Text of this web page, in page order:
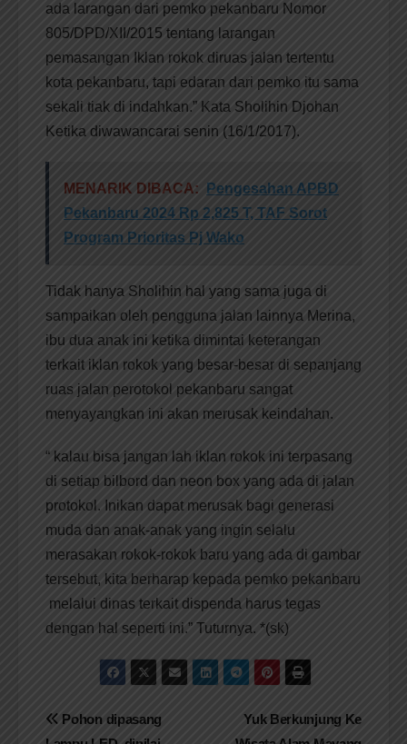
ada larangan dari pemko pekanbaru Nomor
805/DPD/XII/2015 tentang larangan
pemasangan Iklan rokok diruas jalan tertentu
kota pekanbaru, tapi edaran dari pemko itu sama
sekali tiak di indahkan.” Kata Sholihin Djohan
Ketika diwawancarai senin (16/1/2017).
MENARIK DIBACA:
Pengesahan APBD
Pekanbaru 2024 Rp 2,825 T, TAF Sorot
Program Prioritas Pj Wako
Tidak hanya Sholihin hal yang sama juga di
sampaikan oleh pengguna jalan lainnya Merina,
ibu dua anak ini ketika dimintai keterangan
terkait iklan rokok yang besar-besar di sepanjang
ruas jalan perotokol pekanbaru sangat
menyayangkan ini akan merusak keindahan.
“ kalau bisa jangan lah iklan rokok ini terpasang
di setiap bilbord dan neon box yang ada di jalan
protokol. Inikan dapat merusak bagi generasi
muda dan anak-anak yang ingin selalu
merasakan rokok-rokok baru yang ada di gambar
tersebut, kita berharap kepada pemko pekanbaru
melalui dinas terkait dispenda harus tegas
dengan hal seperti ini.” Tuturnya. *(sk)
Navigasi
Yuk Berkunjung Ke
Pohon dipasang